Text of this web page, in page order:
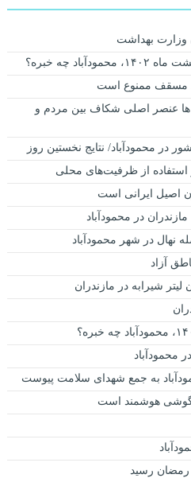
چه خبره؟
مسقف ممنوع است
ها عنصر اصلی شکاف بین مردم و
در محمودآباد/ نتایج نخستین روز
از ظرفیت‌های محلی
ایرانی است
مازندران در محمودآباد
آزاد
به جمع شهدای سلامت پیوست
رمضان رسید